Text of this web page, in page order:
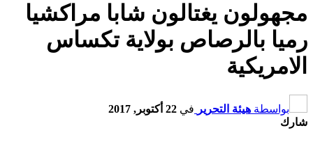
مجهولون يغتالون شابا مراكشيا
رميا بالرصاص بولاية تكساس
الامريكية
بواسطة هيئة التحرير في 22 أكتوبر, 2017
شارك